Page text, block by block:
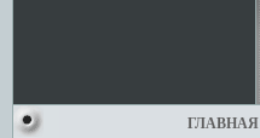
ГЛАВНАЯ